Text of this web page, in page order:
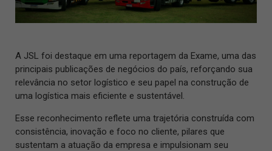
A JSL foi destaque em uma reportagem da Exame, uma das
principais publicações de negócios do país, reforçando sua
relevância no setor logístico e seu papel na construção de
uma logística mais eficiente e sustentável.
Esse reconhecimento reflete uma trajetória construída com
consistência, inovação e foco no cliente, pilares que
sustentam a atuação da empresa e impulsionam seu